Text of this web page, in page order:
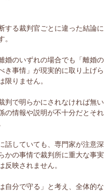
する裁判官ごとに違った結論に
。
婚のいずれの場合でも「離婚の
き事情」が現実的に取り上げら
限りません。
判で明らかにされなければ無い
の情報や説明が不十分だとそれ
話していても、専門家が注意深
かの事情で裁判所に重大な事実
反映されません。
自分で守る」と考え、全体的な